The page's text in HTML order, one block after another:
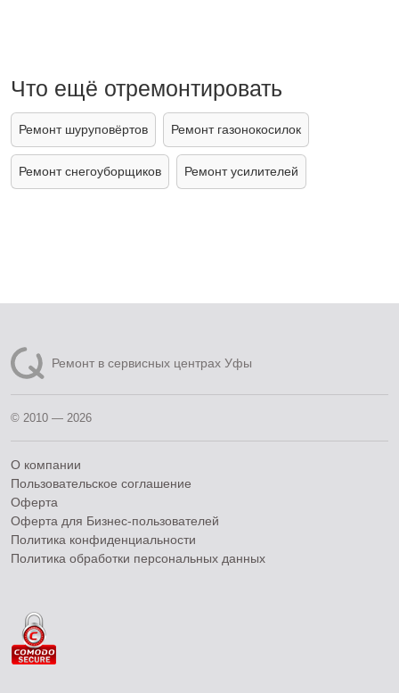
Что ещё отремонтировать
Ремонт шуруповёртов Ремонт газонокосилок
Ремонт снегоуборщиков Ремонт усилителей
Ремонт в сервисных центрах Уфы
© 2010 — 2026
О компании
Пользовательское соглашение
Оферта
Оферта для Бизнес-пользователей
Политика конфиденциальности
Политика обработки персональных данных